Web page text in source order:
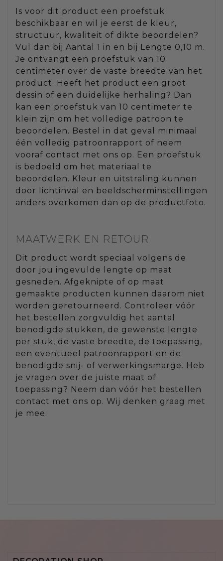
Is voor dit product een proefstuk
beschikbaar en wil je eerst de kleur,
structuur, kwaliteit of dikte beoordelen?
Vul dan bij Aantal 1 in en bij Lengte 0,10 m.
Je ontvangt een proefstuk van 10
centimeter over de vaste breedte van het
product. Heeft het product een groot
dessin of een duidelijke herhaling? Dan
kan een proefstuk van 10 centimeter te
klein zijn om het volledige patroon te
beoordelen. Bestel in dat geval minimaal
één volledig patroonrapport of neem
vooraf contact met ons op. Een proefstuk
is bedoeld om het materiaal te
beoordelen. Kleur en uitstraling kunnen
door lichtinval en beeldscherminstellingen
anders overkomen dan op de productfoto.
MAATWERK EN RETOUR
Dit product wordt speciaal volgens de
door jou ingevulde lengte op maat
gesneden. Afgeknipte of op maat
gemaakte producten kunnen daarom niet
worden geretourneerd. Controleer vóór
het bestellen zorgvuldig het aantal
benodigde stukken, de gewenste lengte
per stuk, de vaste breedte, de toepassing,
een eventueel patroonrapport en de
benodigde snij- of verwerkingsmarge. Heb
je vragen over de juiste maat of
toepassing? Neem dan vóór het bestellen
contact met ons op. Wij denken graag met
je mee.